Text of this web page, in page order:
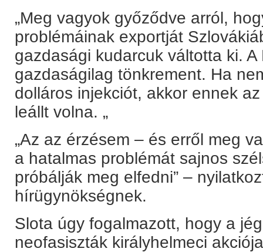
„Meg vagyok győződve arról,
problémáinak exportját
gazdasági kudarcuk váltotta ki.
gazdaságilag tönkrement. Ha
dolláros injekciót, akkor ennek
leállt volna. „
„Az az érzésem – és erről meg
a hatalmas problémát sajnos
próbálják meg elfedni” –
hírügynökségnek.
Slota úgy fogalmazott, hogy a
neofasiszták királyhelmeci